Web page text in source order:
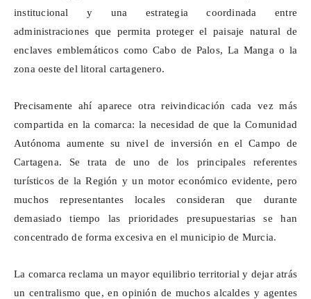
institucional y una estrategia coordinada entre
administraciones que permita proteger el paisaje natural de
enclaves emblemáticos como Cabo de Palos, La Manga o la
zona oeste del litoral cartagenero.
Precisamente ahí aparece otra reivindicación cada vez más
compartida en la comarca: la necesidad de que la Comunidad
Autónoma aumente su nivel de inversión en el Campo de
Cartagena. Se trata de uno de los principales referentes
turísticos de la Región y un motor económico evidente, pero
muchos representantes locales consideran que durante
demasiado tiempo las prioridades presupuestarias se han
concentrado de forma excesiva en el municipio de Murcia.
La comarca reclama un mayor equilibrio territorial y dejar atrás
un centralismo que, en opinión de muchos alcaldes y agentes